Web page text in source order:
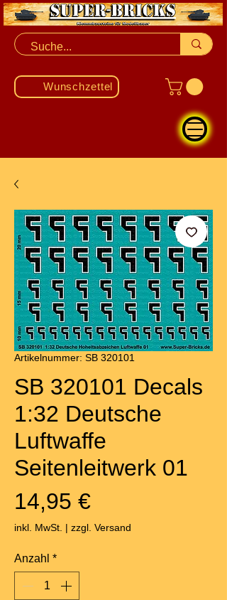
Wunschzettel
Artikelnummer: SB 320101
SB 320101 Decals
1:32 Deutsche
Luftwaffe
Seitenleitwerk 01
14,95 €Preis
inkl. MwSt. | zzgl. Versand
Anzahl *